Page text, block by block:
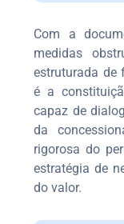
Com a
medidas
estruturada de
é a
capaz de
da
rigorosa do
estratégia de
do valor.